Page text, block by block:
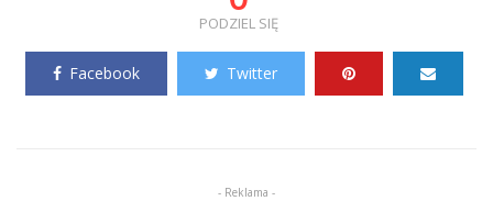
PODZIEL SIĘ
Facebook Twitter
- Reklama -